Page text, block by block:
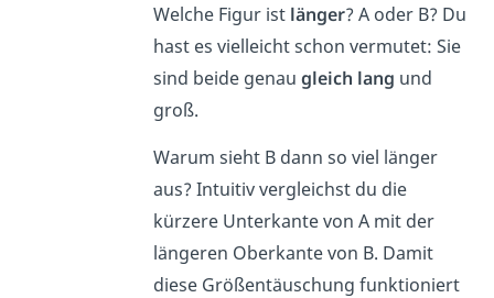
Welche Figur ist länger? A oder B? Du
hast es vielleicht schon vermutet: Sie
sind beide genau gleich lang und
groß.
Warum sieht B dann so viel länger
aus? Intuitiv vergleichst du die
kürzere Unterkante von A mit der
längeren Oberkante von B. Damit
diese Größentäuschung funktioniert